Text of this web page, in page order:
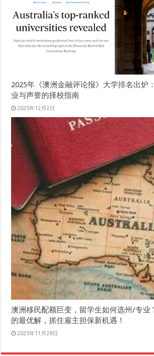
2025年《澳洲金融评论报》大学排名出炉
业与声誉的择校指南
2025年12月2日
澳洲移民配额巨变，留学生如何选州/专业
的最优解，抓住雇主担保新机遇！
2025年11月28日